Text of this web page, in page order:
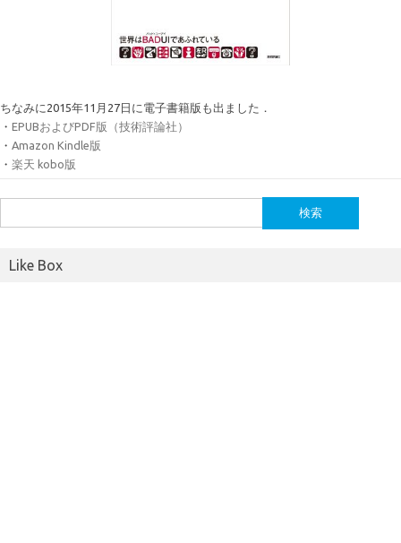
ちなみに2015年11月27日に電子書籍版も出ました．
・ EPUBおよびPDF版（技術評論社）
・ Amazon Kindle版
・ 楽天 kobo版
索:
Like Box